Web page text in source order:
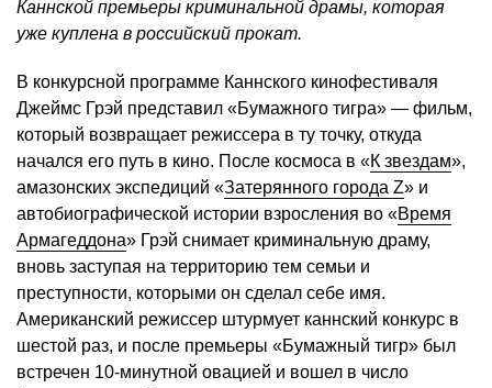
Каннской премьеры криминальной драмы, которая
уже куплена в российский прокат.
В конкурсной программе Каннского кинофестиваля
Джеймс Грэй представил «Бумажного тигра» — фильм,
который возвращает режиссера в ту точку, откуда
начался его путь в кино. После космоса в «К звездам»,
амазонских экспедиций «Затерянного города Z» и
автобиографической истории взросления во «Время
Армагеддона» Грэй снимает криминальную драму,
вновь заступая на территорию тем семьи и
преступности, которыми он сделал себе имя.
Американский режиссер штурмует каннский конкурс в
шестой раз, и после премьеры «Бумажный тигр» был
встречен 10-минутной овацией и вошел в число